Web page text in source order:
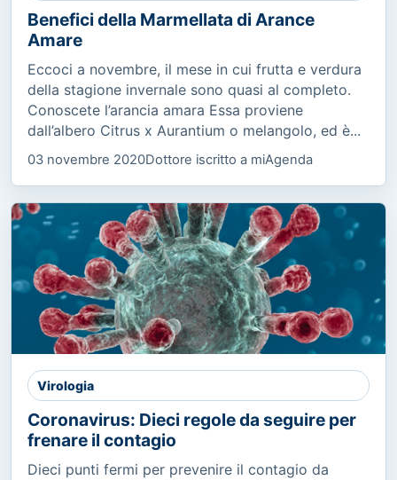
Benefici della Marmellata di Arance
Amare
Eccoci a novembre, il mese in cui frutta e verdura
della stagione invernale sono quasi al completo.
Conoscete l’arancia amara Essa proviene
dall’albero Citrus x Aurantium o melangolo, ed è...
03 novembre 2020Dottore iscritto a miAgenda
Virologia
Coronavirus: Dieci regole da seguire per
frenare il contagio
Dieci punti fermi per prevenire il contagio da